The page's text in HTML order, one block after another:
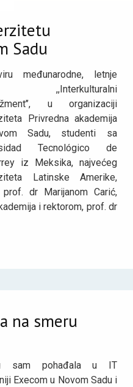
Sadu
međunarodne, letnje
,,Interkulturalni
u organizaciji
Privredna akademija
Sadu, studenti sa
Tecnológico de
iz Meksika, najvećeg
Latinske Amerike,
dr Marijanom Carić,
i rektorom, prof. dr
na smeru
sam pohađala u IT
Execom u Novom Sadu i